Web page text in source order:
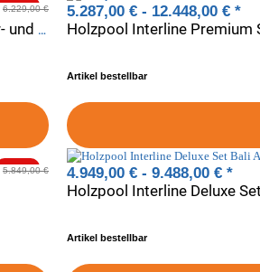
-20%
Holzpool Interline Deluxe Set Bali Rechteck - Becken, Folie, Filter, Leiter, Sommer- und Winterabdeckung
6.229,00 € 5.287,00 € - 12.448,00 € *
Artikel bestellbar
-20%
5.849,00 € 4.949,00 € - 9.488,00 € *
Artikel bestellbar